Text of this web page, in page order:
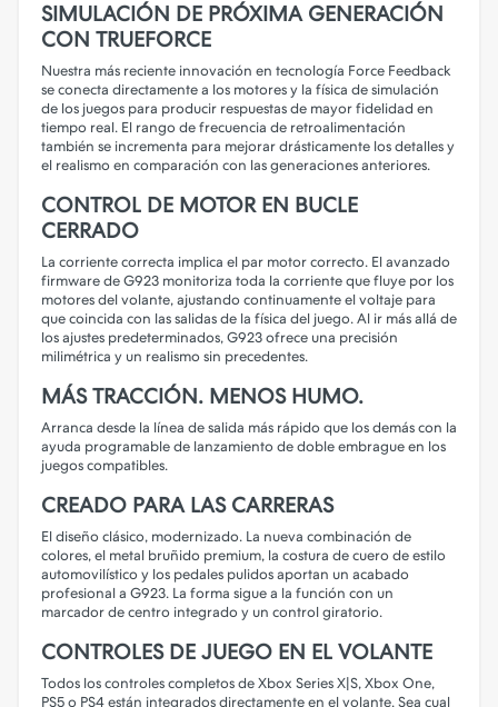
SIMULACIÓN DE PRÓXIMA GENERACIÓN
CON TRUEFORCE
Nuestra más reciente innovación en tecnología Force Feedback
se conecta directamente a los motores y la física de simulación
de los juegos para producir respuestas de mayor fidelidad en
tiempo real. El rango de frecuencia de retroalimentación
también se incrementa para mejorar drásticamente los detalles y
el realismo en comparación con las generaciones anteriores.
CONTROL DE MOTOR EN BUCLE
CERRADO
La corriente correcta implica el par motor correcto. El avanzado
firmware de G923 monitoriza toda la corriente que fluye por los
motores del volante, ajustando continuamente el voltaje para
que coincida con las salidas de la física del juego. Al ir más allá de
los ajustes predeterminados, G923 ofrece una precisión
milimétrica y un realismo sin precedentes.
MÁS TRACCIÓN. MENOS HUMO.
Arranca desde la línea de salida más rápido que los demás con la
ayuda programable de lanzamiento de doble embrague en los
juegos compatibles.
CREADO PARA LAS CARRERAS
El diseño clásico, modernizado. La nueva combinación de
colores, el metal bruñido premium, la costura de cuero de estilo
automovilístico y los pedales pulidos aportan un acabado
profesional a G923. La forma sigue a la función con un
marcador de centro integrado y un control giratorio.
CONTROLES DE JUEGO EN EL VOLANTE
Todos los controles completos de Xbox Series X|S, Xbox One,
PS5 o PS4 están integrados directamente en el volante. Sea cual